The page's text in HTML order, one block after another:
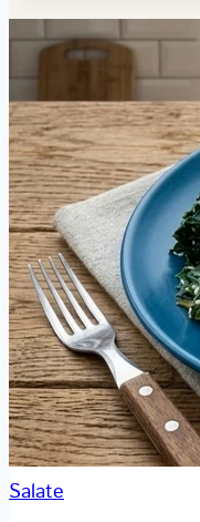
Salate